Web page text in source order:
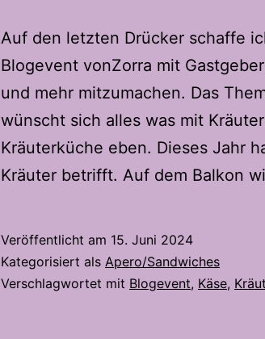
Auf den letzten Drücker schaffe
Blogevent vonZorra mit
und mehr mitzumachen. Das
wünscht sich alles was mit
Kräuterküche eben. Dieses Jahr
Kräuter betrifft. Auf dem Balkon
Veröffentlicht am 15. Juni 2024
Kategorisiert als Apero/Sandwiches
Verschlagwortet mit Blogevent, Käse,